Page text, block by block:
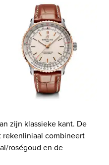
zijn klassieke kant. De
combineert
roségoud en de